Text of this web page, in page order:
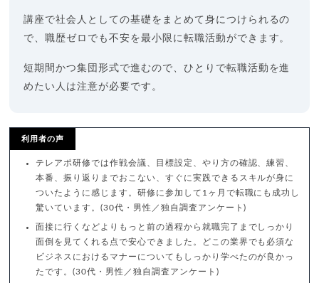
講座で社会人としての基礎をまとめて身につけられるの
で、職歴ゼロでも不安を最小限に転職活動ができます。
短期間かつ集団形式で進むので、ひとりで転職活動を進
めたい人は注意が必要です。
利用者の声
テレアポ研修では作戦会議、目標設定、やり方の確認、練習、
本番、振り返りまでおこない、すぐに実践できるスキルが身に
ついたように感じます。研修に参加して1ヶ月で転職にも成功し
驚いています。(30代・男性／独自調査アンケート)
面接に行くなどよりもっと前の過程から就職完了までしっかり
面倒を見てくれる点で安心できました。どこの業界でも必須な
ビジネスにおけるマナーについてもしっかり学べたのが良かっ
たです。(30代・男性／独自調査アンケート)